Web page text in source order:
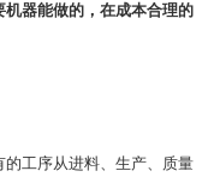
器能做的，在成本合理的
工序从进料、生产、质量